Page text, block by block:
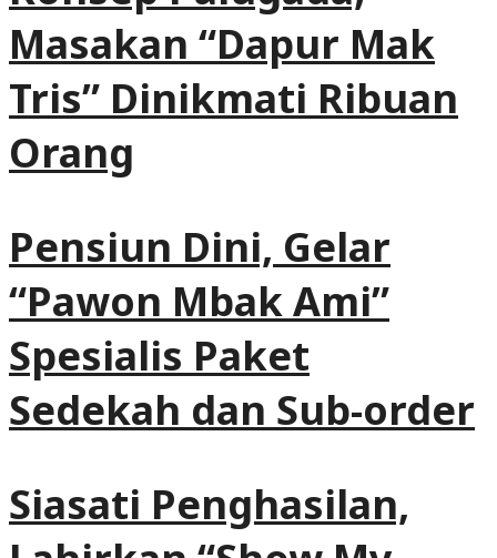
Masakan “Dapur Mak
Tris” Dinikmati Ribuan
Orang
Pensiun Dini, Gelar
“Pawon Mbak Ami”
Spesialis Paket
Sedekah dan Sub-order
Siasati Penghasilan,